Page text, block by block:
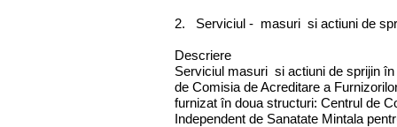
2. Serviciul - masuri si actiuni de
Descriere
Serviciul masuri si actiuni de sprijin
de Comisia de Acreditare a
furnizat în doua structuri: Centrul de
Independent de Sanatate Mintala